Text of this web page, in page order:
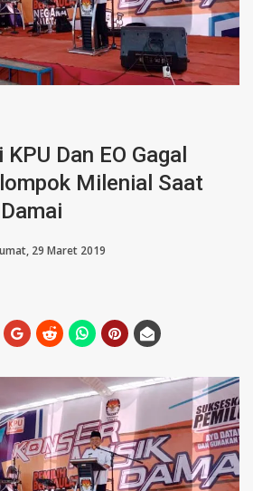
Dan EO Gagal
Milenial Saat
29 Maret 2019